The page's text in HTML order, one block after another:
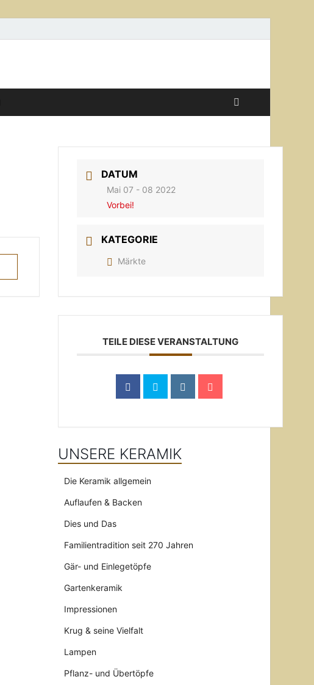
DATUM
Mai 07 - 08 2022
Vorbei!
KATEGORIE
Märkte
TEILE DIESE VERANSTALTUNG
UNSERE KERAMIK
Die Keramik allgemein
Auflaufen & Backen
Dies und Das
Familientradition seit 270 Jahren
Gär- und Einlegetöpfe
Gartenkeramik
Impressionen
Krug & seine Vielfalt
Lampen
Pflanz- und Übertöpfe